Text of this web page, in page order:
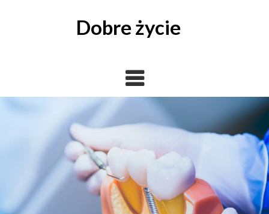
Dobre życie